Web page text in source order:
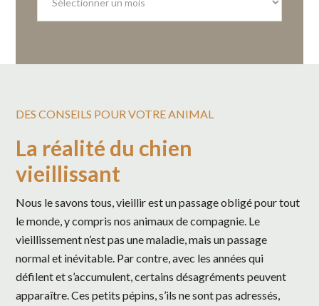
archives
DES CONSEILS POUR VOTRE ANIMAL
La réalité du chien
vieillissant
Nous le savons tous, vieillir est un passage obligé pour tout
le monde, y compris nos animaux de compagnie. Le
vieillissement n’est pas une maladie, mais un passage
normal et inévitable. Par contre, avec les années qui
défilent et s’accumulent, certains désagréments peuvent
apparaître. Ces petits pépins, s’ils ne sont pas adressés,